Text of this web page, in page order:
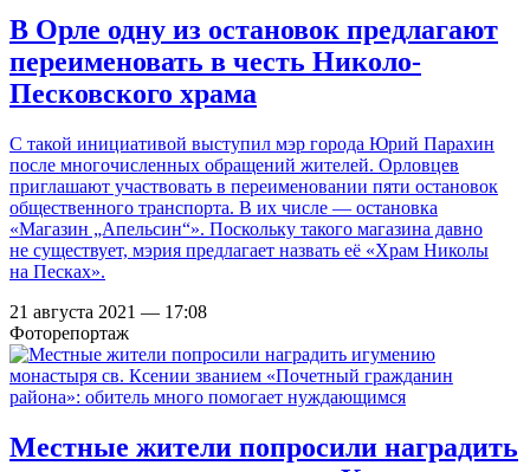
В Орле одну из остановок предлагают
переименовать в честь Николо-
Песковского храма
С такой инициативой выступил мэр города Юрий Парахин
после многочисленных обращений жителей. Орловцев
приглашают участвовать в переименовании пяти остановок
общественного транспорта. В их числе — остановка
«Магазин „Апельсин“». Поскольку такого магазина давно
не существует, мэрия предлагает назвать её «Храм Николы
на Песках».
21 августа 2021 — 17:08
Фоторепортаж
Местные жители попросили наградить